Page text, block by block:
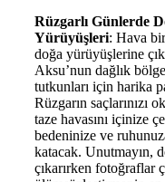
Rüzgarlı Günlerde
Yürüyüşleri: Hava
doğa yürüyüşlerine
Aksu’nun dağlık
tutkunları için harika
Rüzgarın saçlarınızı
taze havasını içinize
bedeninize ve
katacak. Unutmayın,
çıkarırken fotoğraflar